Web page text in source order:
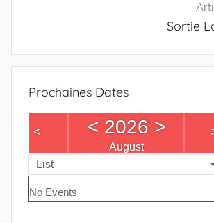
Sortie
Prochaines Dates
< <2026 >
August
List
No Events